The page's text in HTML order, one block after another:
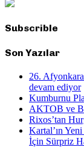
Subscrible
Son Yazılar
26.
devam ediyor
Kumburnu
AKTOB ve
Rixos’tan
Kartal’ın
İçin Sürpriz